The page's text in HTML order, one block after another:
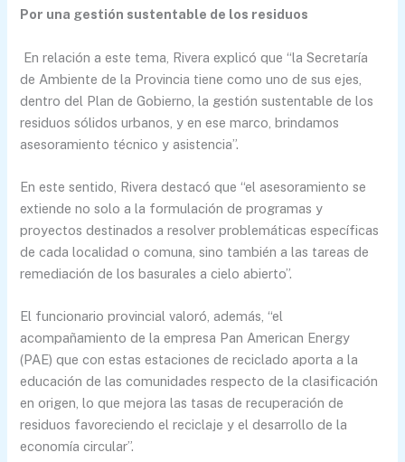
Por una gestión sustentable de los residuos
En relación a este tema, Rivera explicó que “la Secretaría
de Ambiente de la Provincia tiene como uno de sus ejes,
dentro del Plan de Gobierno, la gestión sustentable de los
residuos sólidos urbanos, y en ese marco, brindamos
asesoramiento técnico y asistencia”.
En este sentido, Rivera destacó que “el asesoramiento se
extiende no solo a la formulación de programas y
proyectos destinados a resolver problemáticas específicas
de cada localidad o comuna, sino también a las tareas de
remediación de los basurales a cielo abierto”.
El funcionario provincial valoró, además, “el
acompañamiento de la empresa Pan American Energy
(PAE) que con estas estaciones de reciclado aporta a la
educación de las comunidades respecto de la clasificación
en origen, lo que mejora las tasas de recuperación de
residuos favoreciendo el reciclaje y el desarrollo de la
economía circular”.